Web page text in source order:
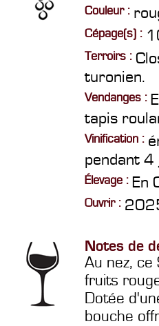
Couleur :
Cépage(s) :
Terroirs :
turonien.
Vendanges :
tapis
Vinification :
pendant 4
Élevage : En
Ouvrir :
Notes de
Au nez, ce
fruits
Dotée
bouche